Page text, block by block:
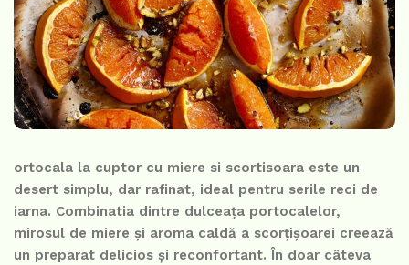
ortocala la cuptor cu miere si scortisoara este un
desert simplu, dar rafinat, ideal pentru serile reci de
iarna. Combinatia dintre dulceața portocalelor,
mirosul de miere și aroma caldă a scorțișoarei creează
un preparat delicios și reconfortant. În doar câteva